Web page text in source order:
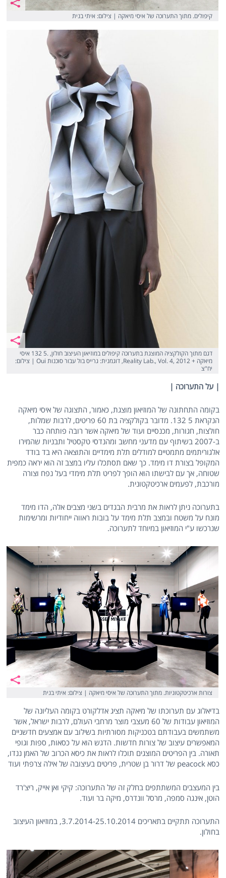
קיפולים. מתוך התערוכה של איסי מיאקה | צילום: איתי בנית
דגם מתוך הקולקציה המוצגת בתערוכה קיפולים במוזיאון העיצוב חולון, .5 132 איסי
מיאקה + Reality Lab., Vol. 4, 2012, דוגמנית: גרייס בול עבור סוכנות Oui | צילום:
יח"צ
| על התערוכה |
בקומה התחתונה של המוזיאון מוצגת, כאמור, התצוגה של איסי מיאקה
הנקראת 5 132. מדובר בקולקציה בת 60 פריטים, לרבות שמלות,
חולצות, חגורות, מכנסיים ועוד של מיאקה אשר רובה פותחה כבר
ב-2007 בשיתוף עם מדעני מחשב ומהנדסי טקסטיל ותבניות שהמירו
אלגוריתמים מתמטיים למודלים תלת מימדיים והתוצאה היא בד בודד
המקופל בצורת דו מימד. כך שאם תסתכלו עליו במצב זה הוא יראה כמפית
שטוחה, אך עם לבישתו הוא הופך לפריט תלת מימדי בעל נפח וצורה
מורכבת, לפעמים ארכיטקטונית.
בתערוכה ניתן לראות את מרבית הבגדים בשני מצבים אלה, הדו מימד
מונח על משטח ובמצב תלת מימד על בובות ראווה ייחודיות ומרשימות
שנרכשו ע"י המוזיאון במיוחד לתערוכה.
צורות ארכיטקטוניות. מתוך התערוכה של איסי מיאקה | צילום: איתי בנית
בדיאלוג עם תערוכתו של מיאקה תציג אדלקורט בקומה העליונה של
המוזיאון עבודות של 60 מעצבי מוצר מרחבי העולם, לרבות ישראל, אשר
משתמשים בעבודתם בטכניקות מסורתיות בשילוב עם אמצעים חדשניים
המאפשרים עיצוב של צורות חדשות. הדגש הוא על כסאות, ספות וגופי
תאורה. בין הפריטים המוצגים תוכלו לראות את כיסא הכרוב של האמן ננדו,
כסא peacock של דרור בן שטרית, פריטים בעיצובה של אילה צרפתי ועוד
בין המעצבים המשתתפים בחלק זה של התערוכה: קיקי ואן אייק, ריצ'רד
הוטן, אינגה סמפה, מרסל וונדרס, מיקה בר ועוד.
התערוכה תתקיים בתאריכים 3.7.2014-25.10.2014, במוזיאון העיצוב
בחולון.